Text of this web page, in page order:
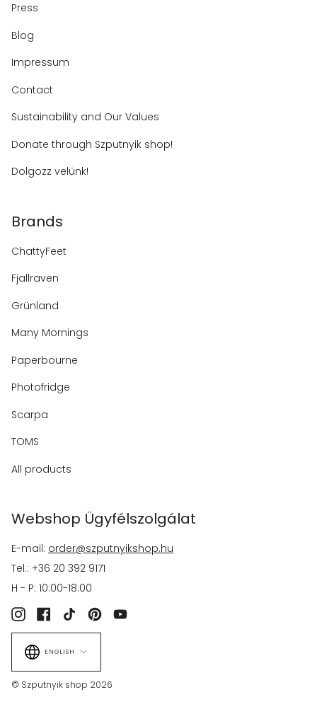
Press
Blog
Impressum
Contact
Sustainability and Our Values
Donate through Szputnyik shop!
Dolgozz velünk!
Brands
ChattyFeet
Fjallraven
Grünland
Many Mornings
Paperbourne
Photofridge
Scarpa
TOMS
All products
Webshop Ügyfélszolgálat
E-mail: order@szputnyikshop.hu
Tel.: +36 20 392 9171
H - P: 10:00-18:00
InstagramFacebook
TikTokPinterestYouTube
Language
ENGLISH
© Szputnyik shop 2026